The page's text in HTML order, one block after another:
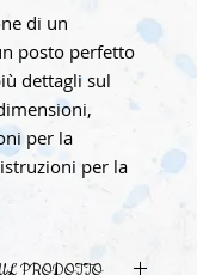
di un
posto perfetto
dettagli sul
per la
per la
PRODOTTO